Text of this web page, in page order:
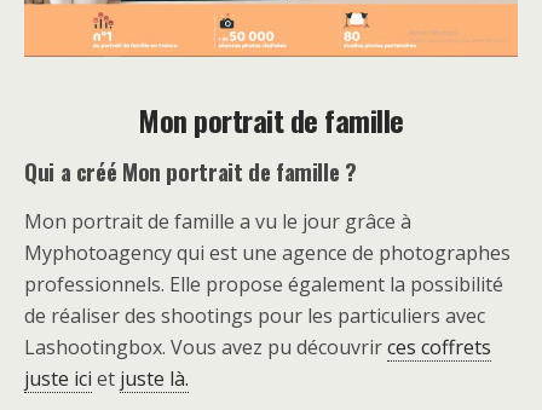
Mon portrait de famille
Qui a créé Mon portrait de famille ?
Mon portrait de famille a vu le jour grâce à
Myphotoagency qui est une agence de photographes
professionnels. Elle propose également la possibilité
de réaliser des shootings pour les particuliers avec
Lashootingbox. Vous avez pu découvrirces coffrets
juste ici et juste là.